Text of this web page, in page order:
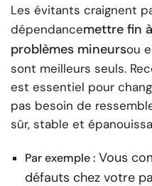
Les évitants craignent
dépendancemettre fin
problèmes mineursou
sont meilleurs seuls.
est essentiel pour
pas besoin de
sûr, stable et
Par exemple : Vous
défauts chez votre